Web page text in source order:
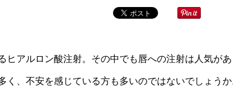
ヒアルロン酸注射。その中でも唇への注射は人気が
く、不安を感じている方も多いのではないでしょうか